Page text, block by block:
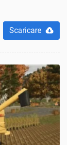
Scaricare